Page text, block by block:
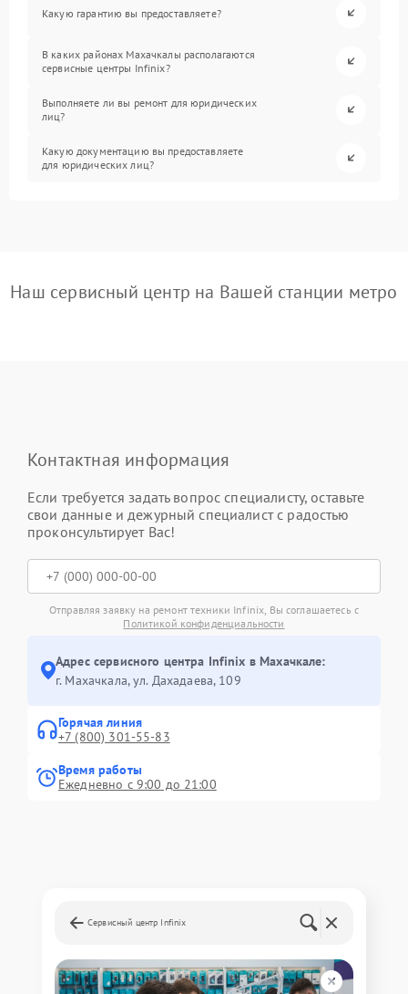
Какую гарантию вы предоставляете?
В каких районах Махачкалы располагаются
сервисные центры Infinix?
Выполняете ли вы ремонт для юридических
лиц?
Какую документацию вы предоставляете
для юридических лиц?
Наш сервисный центр на Вашей станции метро
Контактная информация
Если требуется задать вопрос специалисту, оставьте
свои данные и дежурный специалист с радостью
проконсультирует Вас!
Отправляя заявку на ремонт техники Infinix, Вы соглашаетесь с
Политикой конфиденциальности
Адрес сервисного центра Infinix в Махачкале:
г. Махачкала, ул. Дахадаева, 109
Горячая линия
+7 (800) 301-55-83
Время работы
Ежедневно с 9:00 до 21:00
Сервисный центр Infinix